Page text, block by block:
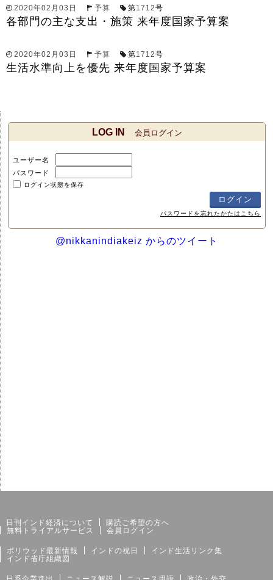
2020年02月03日 予算 第1712号
各部門の主な支出・施策 来年度国家予算案
2020年02月03日 予算 第1712号
生活水準向上を優先 来年度国家予算案
LOG IN 会員ログイン
ユーザー名
パスワード
ログイン状態を保存
パスワードを忘れたかたはこちら
@nikkanindiakeiz からのツイート
日刊インド経済について
購読ご希望の方へ
無料トライアルサービス
会員ログイン
ボリウッド最新情報 インドの祝日
インド生活リンク集
インド省庁組織図